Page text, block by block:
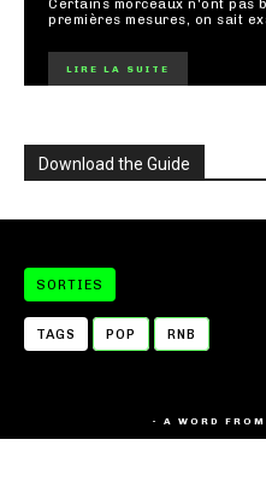
Certains morceaux n'ont pas
premières mesures, on sait
LIRE LA SUITE
Download the Guide
SORTIES
TAGS POP RNB
- A WORD